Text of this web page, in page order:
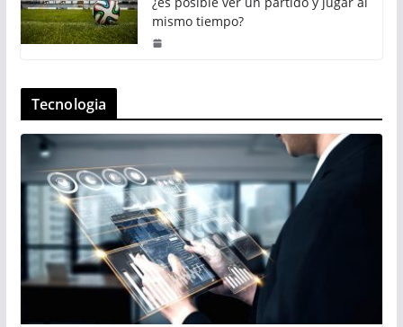
mismo tiempo?
Tecnologia